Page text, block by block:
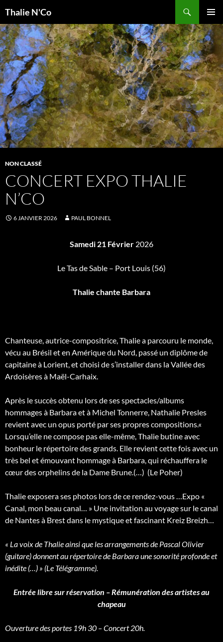
Thalie N'Co
MENU
AU
CONTENU
NON CLASSÉ
CONCERT EXPO THALIE
N’CO
6 JANVIER 2026 PAUL BONNEL
Samedi 21 Février 2026
Le Tas de Sable – Port Louis (56)
Thalie chante Barbara
Chanteuse, autrice-compositrice, Thalie a parcouru le monde,
vécu au Brésil et en Amérique du Nord, passé un diplôme de
capitaine à Lorient, et choisi de s’installer dans la Vallée des
Ardoisères à Maël-Carhaix.
Après le succès obtenu lors de ses spectacles/albums
hommages à Barbara et à Michel Tonnerre, Nathalie Presles
revient avec un opus porté par ses propres compositions.«
Lorsqu’elle ne compose pas elle-même, Thalie butine avec
bonheur le répertoire des grands. Elle revient cette fois avec un
très bel et émouvant hommage à Barbara, qui réchauffera le
cœur des orphelins de la Dame Brune.(…) (Le Poher)
Thalie exposera ses photos lors de ce rendez-vous …Expo «
Canal, mon beau canal… » Une invitation au voyage sur le canal
de Nantes à Brest dans le mystique et fascinant Kreiz Breizh…
« La voix de Thalie ainsi que les arrangements de Pascal Olivier
(guitare) donnent au répertoire de Barbara une sonorité profonde et
inédite (…) » (Le Télégramme).
Entrée libre sur réservation – Rémunération des artistes au
chapeau
Ouverture des portes 19h 30 – Concert 20h.